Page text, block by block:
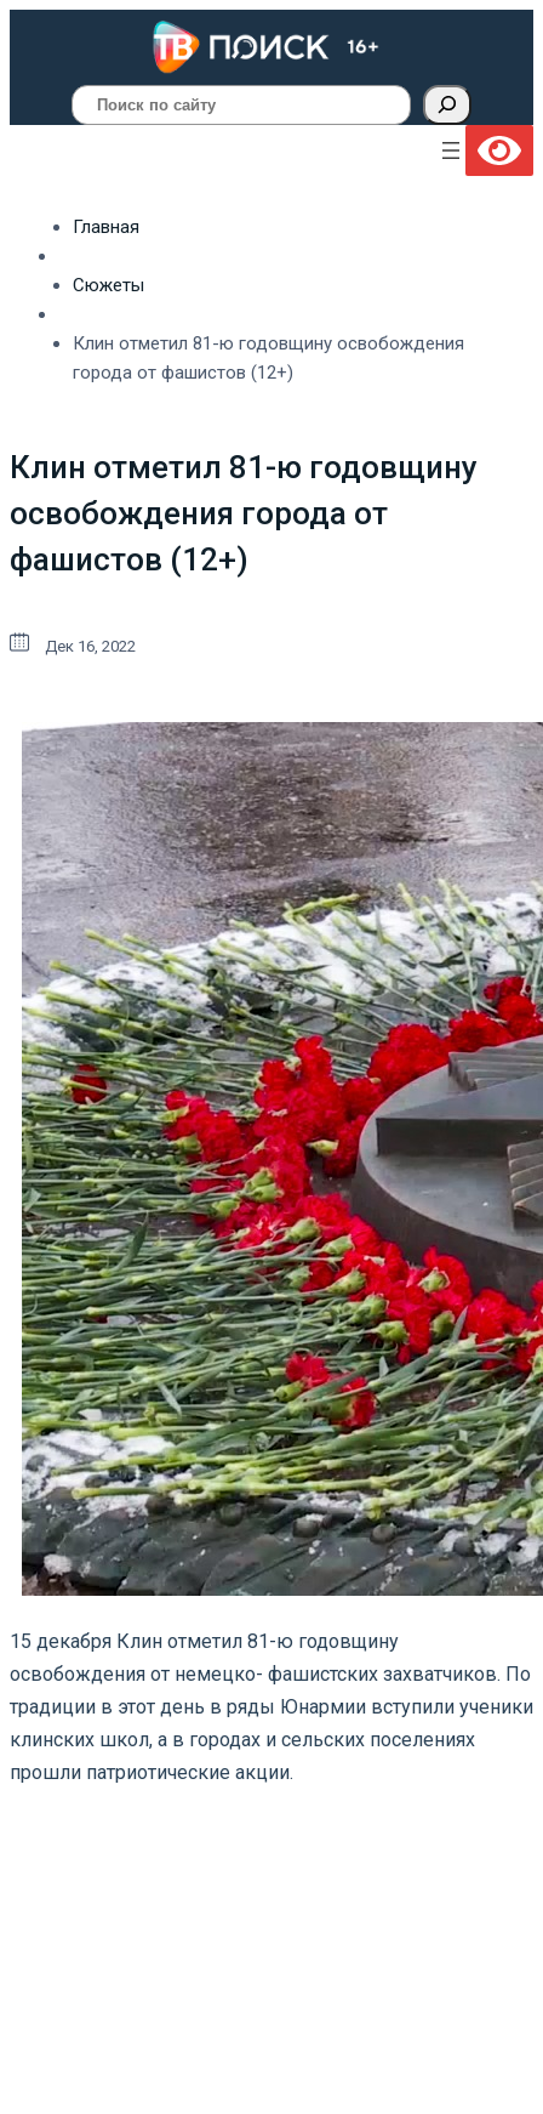
Поиск
Главная
Сюжеты
Клин отметил 81-ю годовщину освобождения
города от фашистов (12+)
Клин отметил 81-ю годовщину
освобождения города от
фашистов (12+)
Дек 16, 2022
15 декабря Клин отметил 81-ю годовщину
освобождения от немецко- фашистских захватчиков. По
традиции в этот день в ряды Юнармии вступили ученики
клинских школ, а в городах и сельских поселениях
прошли патриотические акции.